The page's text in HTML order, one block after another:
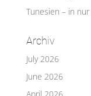
Tunesien – in
Archiv
July 2026
June 2026
April 2026